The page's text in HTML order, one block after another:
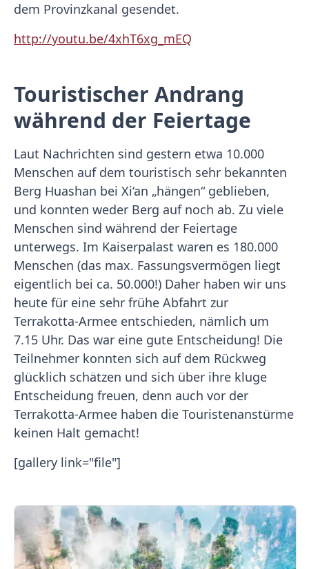
dem Provinzkanal gesendet.
http://youtu.be/4xhT6xg_mEQ
Touristischer Andrang
während der Feiertage
Laut Nachrichten sind gestern etwa 10.000
Menschen auf dem touristisch sehr bekannten
Berg Huashan bei Xi‘an „hängen“ geblieben,
und konnten weder Berg auf noch ab. Zu viele
Menschen sind während der Feiertage
unterwegs. Im Kaiserpalast waren es 180.000
Menschen (das max. Fassungsvermögen liegt
eigentlich bei ca. 50.000!) Daher haben wir uns
heute für eine sehr frühe Abfahrt zur
Terrakotta-Armee entschieden, nämlich um
7.15 Uhr. Das war eine gute Entscheidung! Die
Teilnehmer konnten sich auf dem Rückweg
glücklich schätzen und sich über ihre kluge
Entscheidung freuen, denn auch vor der
Terrakotta-Armee haben die Touristenanstürme
keinen Halt gemacht!
[gallery link="file"]